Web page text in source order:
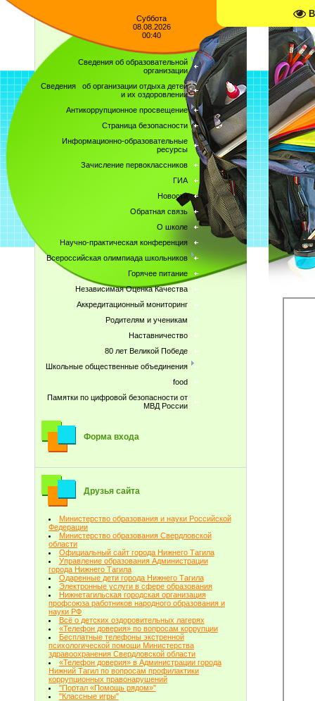
Суббота
08.08.2026
00:40
Сведения об образовательной
организации
Сведения об организации отдыха детей
и их оздоровлении
Антикоррупционное просвещение
Страница безопасности
Информационно-образовательные
ресурсы
Зачисление первоклассников
ГИА
Новости
Обратная связь
О школе
Научно-практическая конференция
Всероссийская олимпиада школьников
Горячее питание
Независимая Оценка Качества
Аккредитационный мониторинг
Родителям и ученикам
Наставничество
80 лет Великой Победе
Школьные общественные объединения
food
Памятки по цифровой безопасности от
МВД России
Форма входа
Друзья сайта
Министерство образования и науки Российской
Федерации
Министерство образования Свердловской
области
Официальный сайт города Нижнего Тагила
Управление образования Администрации
города Нижнего Тагила
Одаренные дети города Нижнего Тагила
Электронные услуги в сфере образования
Нижнетагильская городская организация
профсоюза работников народного образования и
науки РФ
Всё о детских оздоровительных лагерях
«Телефон доверия» по вопросам коррупции
Бесплатные телефоны экстренной
психологической помощи Министерства
здравоохранения Свердловской области
«Телефон доверия» в Администрации города
Нижний Тагил по вопросам профилактики
коррупционных правонарушений
"Портал «Помощь рядом»"
"Классные игры"